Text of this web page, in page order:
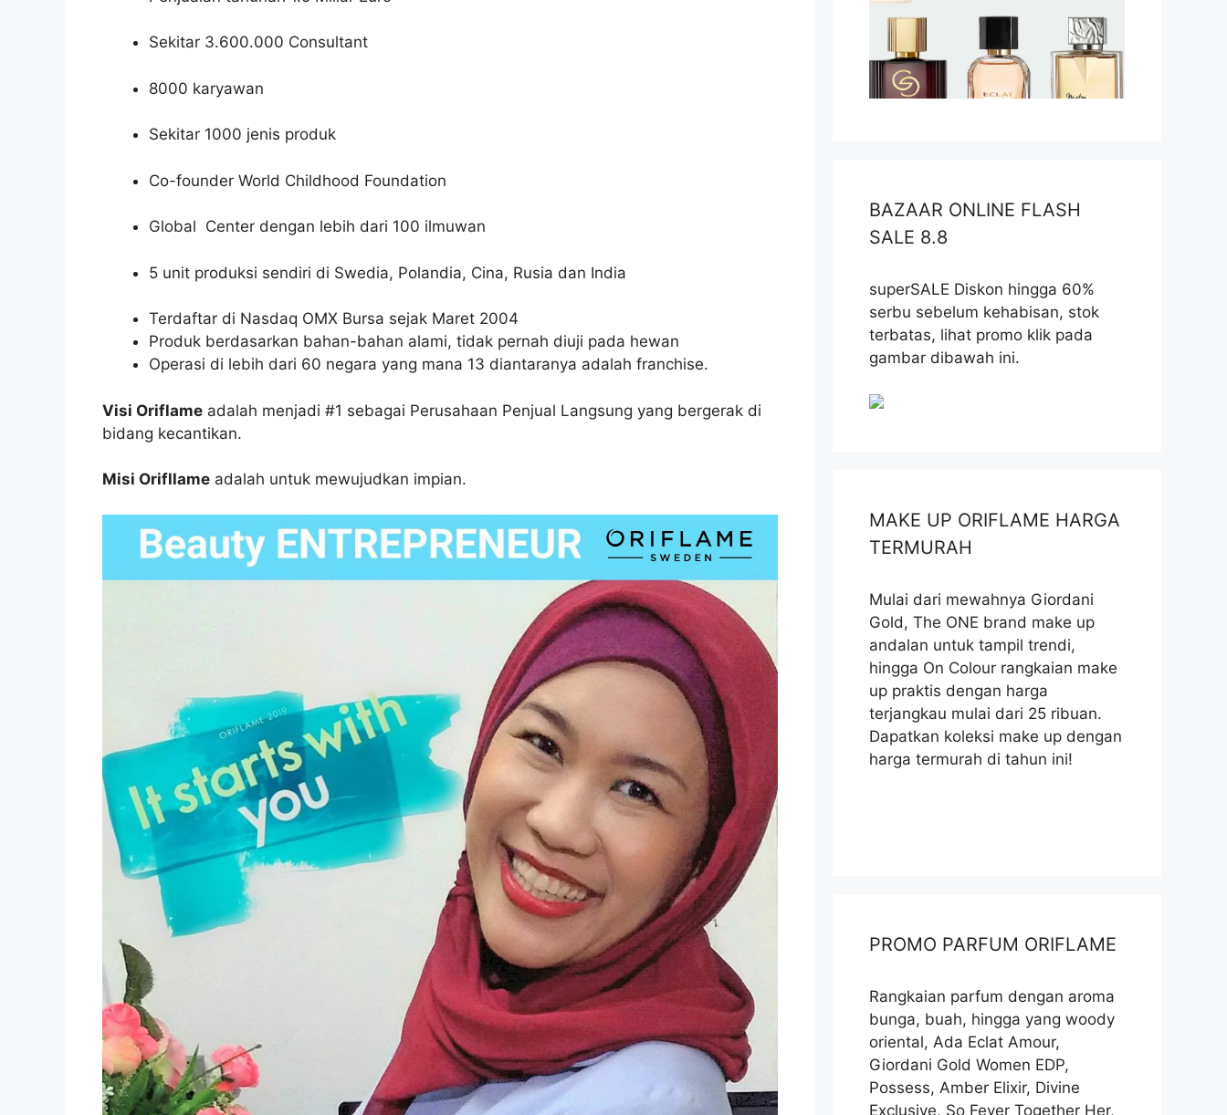
Sekitar 3.600.000 Consultant
8000 karyawan
Sekitar 1000 jenis produk
Co-founder World Childhood Foundation
Global Center dengan lebih dari 100 ilmuwan
5 unit produksi sendiri di Swedia, Polandia, Cina, Rusia dan India
Terdaftar di Nasdaq OMX Bursa sejak Maret 2004
Produk berdasarkan bahan-bahan alami, tidak pernah diuji pada hewan
Operasi di lebih dari 60 negara yang mana 13 diantaranya adalah franchise.
Visi Oriflame adalah menjadi #1 sebagai Perusahaan Penjual Langsung yang bergerak di
bidang kecantikan.
Misi Orifllame adalah untuk mewujudkan impian.
BAZAAR ONLINE FLASH
SALE 8.8
superSALE Diskon hingga 60%
serbu sebelum kehabisan, stok
terbatas, lihat promo klik pada
gambar dibawah ini.
MAKE UP ORIFLAME HARGA
TERMURAH
Mulai dari mewahnya Giordani
Gold, The ONE brand make up
andalan untuk tampil trendi,
hingga On Colour rangkaian make
up praktis dengan harga
terjangkau mulai dari 25 ribuan.
Dapatkan koleksi make up dengan
harga termurah di tahun ini!
PROMO PARFUM ORIFLAME
Rangkaian parfum dengan aroma
bunga, buah, hingga yang woody
oriental, Ada Eclat Amour,
Giordani Gold Women EDP,
Possess, Amber Elixir, Divine
Exclusive, So Fever Together Her,